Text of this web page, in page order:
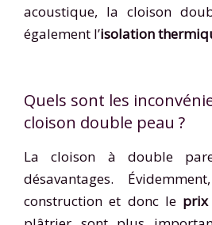
acoustique, la cloison
également l’isolation
Quels sont les
cloison double peau ?
La cloison à double
désavantages.
construction et donc le